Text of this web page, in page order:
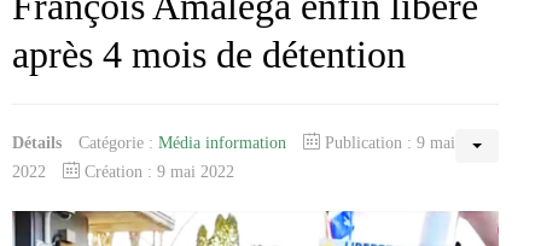
après 4 mois de détention
Détails Catégorie : Média information
Publication : 9 mai
2022
Création : 9 mai 2022